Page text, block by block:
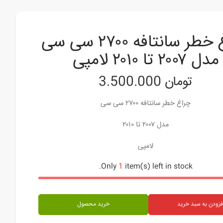
چراغ خطر سانتافه ۲۷۰۰ سی سی
مدل ۲۰۰۷ تا ۲۰۱۰ لامپی
تومان
چراغ خطر سانتافه ۲۷۰۰ سی سی
مدل ۲۰۰۷ تا ۲۰۱۰
لامپی
Only 1 item(s) left in stock.
به سبد خرید خرید محصول